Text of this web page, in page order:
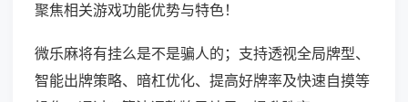
聚焦相关游戏功能优势与特色！
微乐麻将有挂么是不是骗人的；支持透视全局牌型、
智能出牌策略、暗杠优化、提高好牌率及快速自摸等